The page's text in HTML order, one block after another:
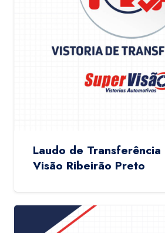
Laudo de
Visão Ribeirão Preto